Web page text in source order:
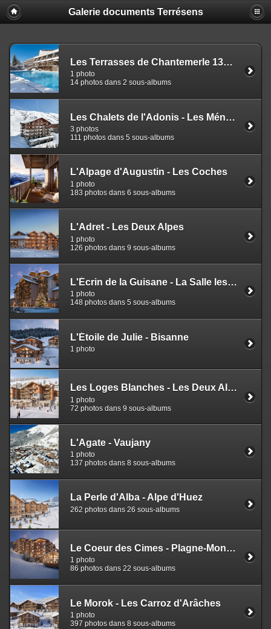
Galerie documents Terrésens
Les Terrasses de Chantemerle 1350 - Saint-Chaffrey
1 photo
14 photos dans 2 sous-albums
Les Chalets de l'Adonis - Les Ménuires
3 photos
111 photos dans 5 sous-albums
L'Alpage d'Augustin - Les Coches
1 photo
183 photos dans 6 sous-albums
L'Adret - Les Deux Alpes
1 photo
126 photos dans 9 sous-albums
L'Écrin de la Guisane - La Salle les Alpes
1 photo
148 photos dans 5 sous-albums
L'Étoile de Julie - Bisanne
1 photo
Les Loges Blanches - Les Deux Alpes
1 photo
72 photos dans 9 sous-albums
L'Agate - Vaujany
1 photo
137 photos dans 8 sous-albums
La Perle d'Alba - Alpe d'Huez
262 photos dans 26 sous-albums
Le Coeur des Cimes - Plagne-Montalbert
1 photo
86 photos dans 22 sous-albums
Le Morok - Les Carroz d'Arâches
1 photo
397 photos dans 8 sous-albums